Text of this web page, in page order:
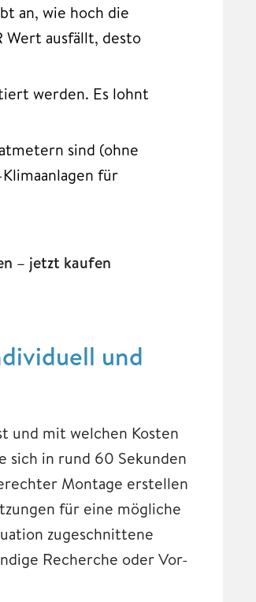
an, wie hoch die
Wert ausfällt, desto
werden. Es lohnt
sind (ohne
für
– jetzt kaufen
und
und mit welchen Kosten
sich in rund 60 Sekunden
Montage erstellen
für eine mögliche
zugeschnittene
Recherche oder Vor-